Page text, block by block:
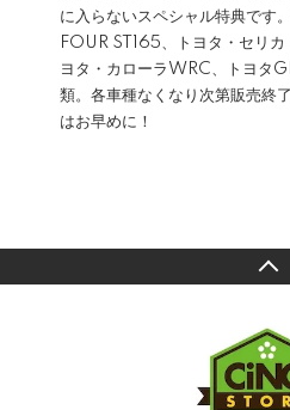
に入らないスペシャル特典です
FOUR ST165、トヨタ・セリ
ヨタ・カローラWRC、トヨタ
類。各車種なくなり次第販売終
はお早めに！